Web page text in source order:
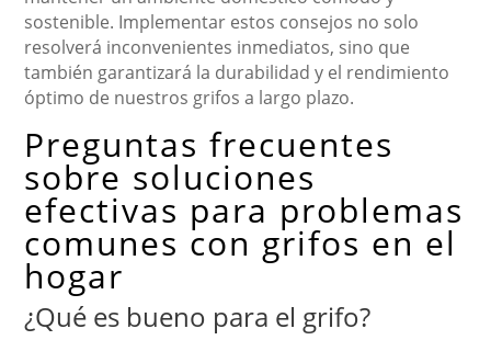
sostenible. Implementar estos consejos no solo
resolverá inconvenientes inmediatos, sino que
también garantizará la durabilidad y el rendimiento
óptimo de nuestros grifos a largo plazo.
Preguntas frecuentes
sobre soluciones
efectivas para problemas
comunes con grifos en el
hogar
¿Qué es bueno para el grifo?